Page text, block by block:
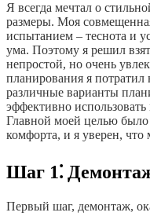
Я всегда мечтал о
размеры. Моя
испытанием – теснота и
ума. Поэтому я решил
непростой, но очень
планирования я
различные варианты
эффективно
Главной моей целью было
комфорта, и я уверен, что
Шаг 1⁚
Первый шаг, демонтаж,